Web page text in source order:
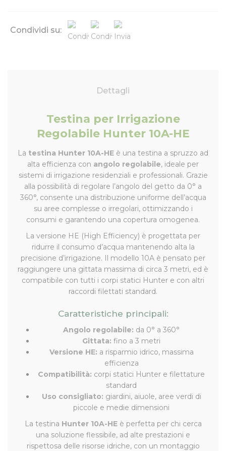
Condividi su:
Dettagli
Testina per Irrigazione
Regolabile Hunter 10A-HE
La testina Hunter 10A-HE è una testina a spruzzo ad
alta efficienza con angolo regolabile, ideale per
sistemi di irrigazione residenziali e professionali. Grazie
alla possibilità di regolare l’angolo del getto da 0° a
360°, consente una distribuzione uniforme dell’acqua
su aree complesse o irregolari, ottimizzando i
consumi e garantendo una copertura omogenea.
La versione HE (High Efficiency) è progettata per
ridurre il consumo d’acqua mantenendo alta la
precisione d’irrigazione. Il modello 10A è pensato per
raggiungere una gittata massima di circa 3 metri, ed è
compatibile con tutti i corpi statici Hunter e con altri
raccordi filettati standard.
Caratteristiche principali:
Angolo regolabile: da 0° a 360°
Gittata: fino a 3 metri
Versione HE: a risparmio idrico, massima
efficienza
Compatibilità: corpi statici Hunter e filettature
standard
Uso consigliato: giardini, aiuole, aree verdi di
piccole e medie dimensioni
La testina Hunter 10A-HEè perfetta per chi cerca
una soluzione flessibile, ad alte prestazioni e
rispettosa delle risorse idriche, con un montaggio